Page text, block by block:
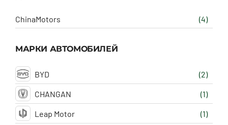
ChinaMotors (4)
МАРКИ АВТОМОБИЛЕЙ
BYD (2)
CHANGAN (1)
Leap Motor (1)